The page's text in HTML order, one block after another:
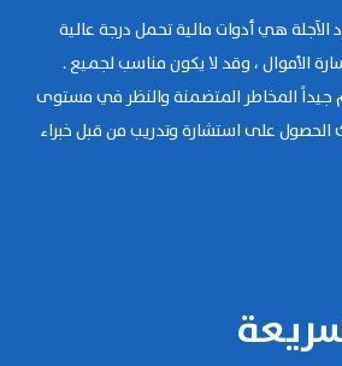
الآجلة هي أدوات مالية تحمل درجة عالية
الأموال ، وقد لا يكون مناسب لجميع .
جيداً المخاطر المتضمنة والنظر في مستوى
الحصول على استشارة وتدريب من قبل خبراء